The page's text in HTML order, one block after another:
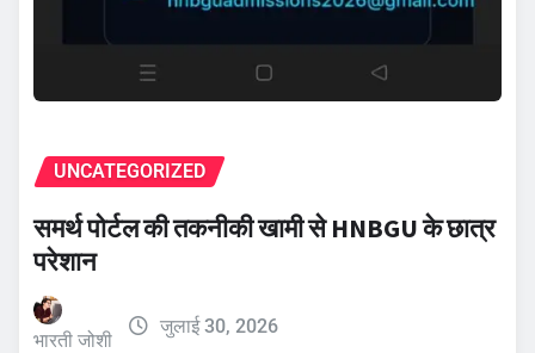
UNCATEGORIZED
समर्थ पोर्टल की तकनीकी खामी से HNBGU के छात्र
परेशान
भारती जोशी
जुलाई 30, 2026